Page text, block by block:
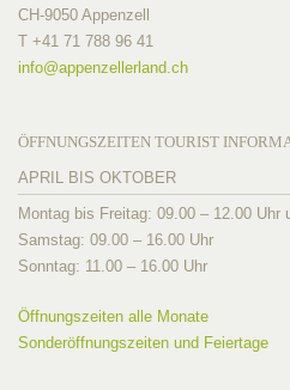
CH-9050 Appenzell
T +41 71 788 96 41
info@appenzellerland.ch
ÖFFNUNGSZEITEN TOURIST
APRIL BIS OKTOBER
Montag bis Freitag: 09.00 – 12.00 Uhr
Samstag: 09.00 – 16.00 Uhr
Sonntag: 11.00 – 16.00 Uhr
Öffnungszeiten alle Monate
Sonderöffnungszeiten und Feiertage